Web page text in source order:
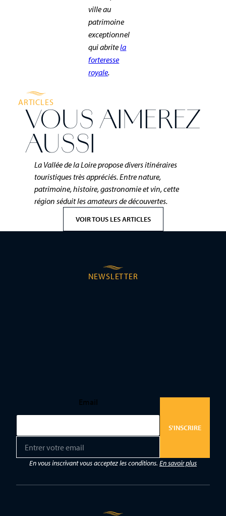
ville au
patrimoine
exceptionnel
qui abritela
forteresse
royale.
ARTICLES
VOUS AIMEREZ
AUSSI
La Vallée de la Loire propose divers itinéraires
touristiques très appréciés. Entre nature,
patrimoine, histoire, gastronomie et vin, cette
région séduit les amateurs de découvertes.
VOIR TOUS LES ARTICLES
NEWSLETTER
Email
a
*
S'INSCRIRE
En vous inscrivant vous acceptez les conditions. En savoir plus